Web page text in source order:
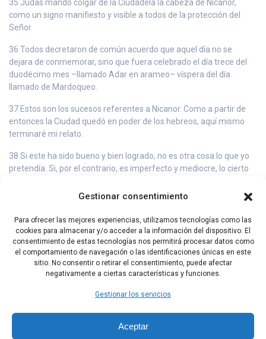
Gestionar consentimiento
Para ofrecer las mejores experiencias, utilizamos tecnologías como las
cookies para almacenar y/o acceder a la información del dispositivo. El
consentimiento de estas tecnologías nos permitirá procesar datos como
el comportamiento de navegación o las identificaciones únicas en este
sitio. No consentir o retirar el consentimiento, puede afectar
negativamente a ciertas características y funciones.
Gestionar los servicios
Aceptar
35 Judas mandó colgar de la Ciudadela la cabeza de Nicanor,
como un signo manifiesto y visible a todos de la protección del
Señor.
36 Todos decretaron de común acuerdo que aquel día no se
dejara de conmemorar, sino que fuera celebrado el día trece del
duodécimo mes –llamado Adar en arameo– víspera del día
llamado de Mardoqueo.
37 Estos son los sucesos referentes a Nicanor. Como a partir de
entonces la Ciudad quedó en poder de los hebreos, aquí mismo
terminaré mi relato.
38 Si este ha sido bueno y bien logrado, no es otra cosa lo que yo
pretendía. Si, por el contrario, es imperfecto y mediocre, lo cierto
39 Porque así como beber solamente vino o solamente agua es
perjudicial y, en cambio, el vino mezclado con agua es agradable y
produce un placer especial, de la misma manera la disposición
armoniosa del relato agrada a los oídos de los que leen la obra. Y
con esto, llegamos al fin.
Capítulo Anterior Índice Libros Históricos